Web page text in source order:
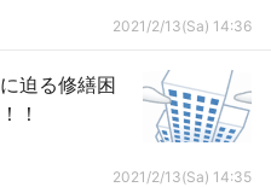
2021/2/13(Sa) 14:36
迫る修繕困
！
2021/2/13(Sa) 14:35